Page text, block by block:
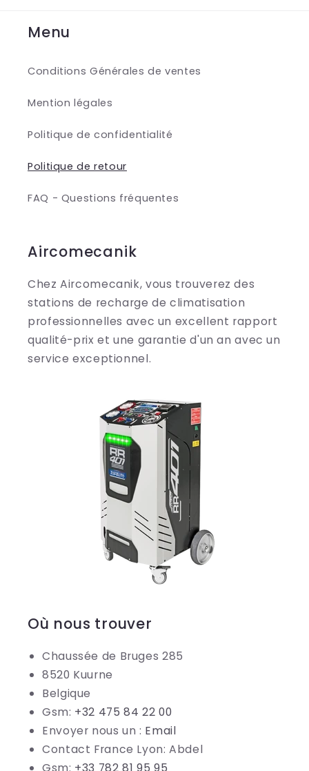
Menu
Conditions Générales de ventes
Mention légales
Politique de confidentialité
Politique de retour
FAQ - Questions fréquentes
Aircomecanik
Chez Aircomecanik, vous trouverez des
stations de recharge de climatisation
professionnelles avec un excellent rapport
qualité-prix et une garantie d'un an avec un
service exceptionnel.
Où nous trouver
Chaussée de Bruges 285
8520 Kuurne
Belgique
Gsm: +32 475 84 22 00
Envoyer nous un : Email
Contact France Lyon: Abdel